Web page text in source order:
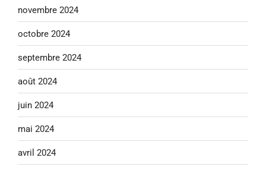
novembre 2024
octobre 2024
septembre 2024
août 2024
juin 2024
mai 2024
avril 2024